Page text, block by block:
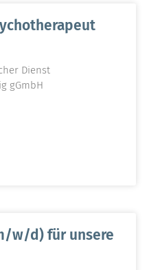
Dienst
gGmbH
w/d) für unsere